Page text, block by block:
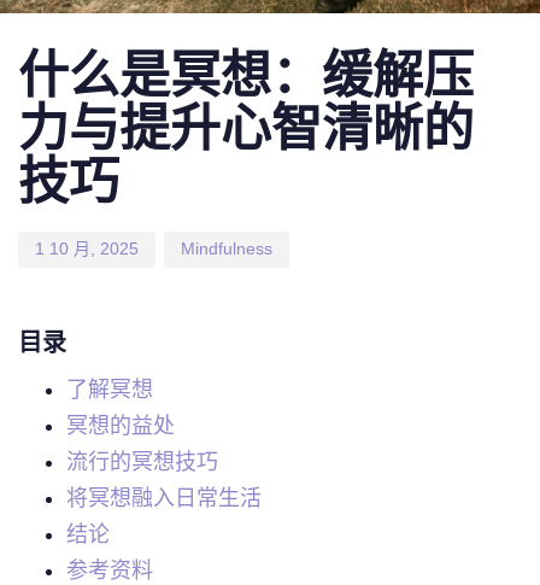
什么是冥想：缓解压
力与提升心智清晰的
技巧
1 10 月, 2025 Mindfulness
目录
了解冥想
冥想的益处
流行的冥想技巧
将冥想融入日常生活
结论
参考资料